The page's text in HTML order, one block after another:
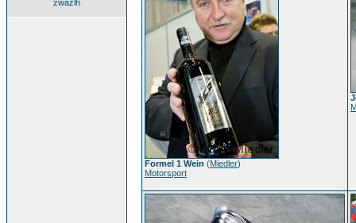
zwazlh
Formel 1 Wein (Miedler)
Motorsport